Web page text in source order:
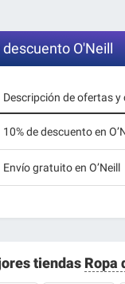
O'Neill
Descripción de ofertas
10% de descuento en
Envío gratuito en O’Neill
tiendas Ropa